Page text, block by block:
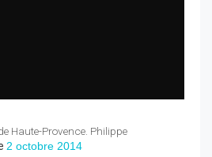
Haute-Provence. Philippe
2 octobre 2014